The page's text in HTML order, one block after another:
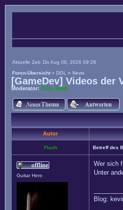
Aktuelle Zeit: Do Aug 06, 2026 09:28
Foren-Übersicht » DGL » News
[GameDev] Videos der
Moderator: DGL-Team
Autor
Flash Betreff des
Guitar Hero
Wer sich
Unter
Blog: